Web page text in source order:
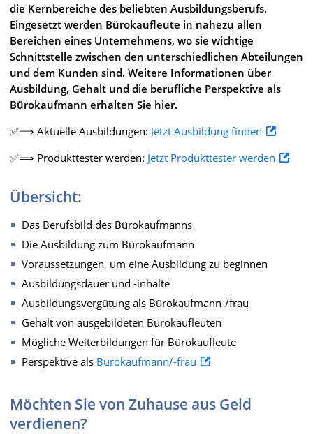
die Kernbereiche des beliebten Ausbildungsberufs.
Eingesetzt werden Bürokaufleute in nahezu allen
Bereichen eines Unternehmens, wo sie wichtige
Schnittstelle zwischen den unterschiedlichen Abteilungen
und dem Kunden sind. Weitere Informationen über
Ausbildung, Gehalt und die berufliche Perspektive als
Bürokaufmann erhalten Sie hier.
✅⟹ Aktuelle Ausbildungen: Jetzt Ausbildung finden
✅⟹ Produkttester werden: Jetzt Produkttester werden
Übersicht:
Das Berufsbild des Bürokaufmanns
Die Ausbildung zum Bürokaufmann
Voraussetzungen, um eine Ausbildung zu beginnen
Ausbildungsdauer und -inhalte
Ausbildungsvergütung als Bürokaufmann-/frau
Gehalt von ausgebildeten Bürokaufleuten
Mögliche Weiterbildungen für Bürokaufleute
Perspektive als Bürokaufmann/-frau
Möchten Sie von Zuhause aus Geld
verdienen?